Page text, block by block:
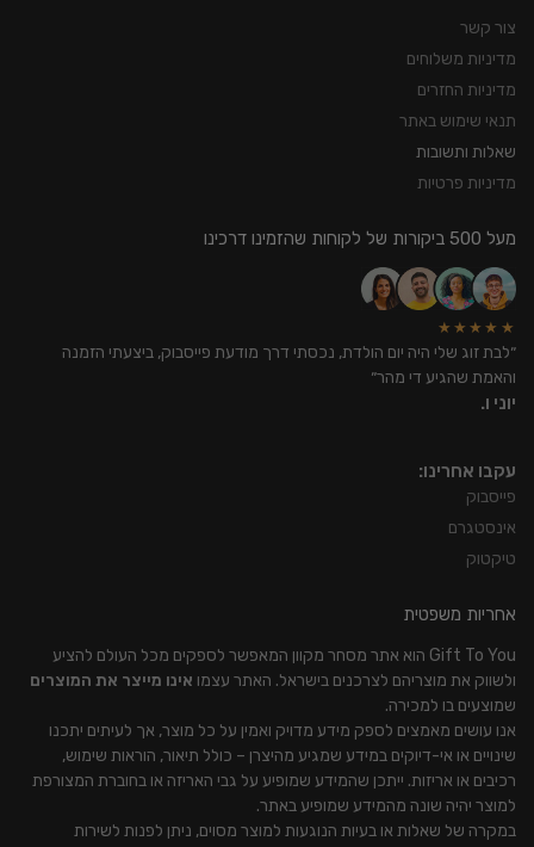
צור קשר
מדיניות משלוחים
מדיניות החזרים
תנאי שימוש באתר
שאלות ותשובות
מדיניות פרטיות
מעל 500 ביקורות של לקוחות שהזמינו דרכינו
★★★★★
״לבת זוג שלי היה יום הולדת, נכסתי דרך מודעת פייסבוק, ביצעתי הזמנה
והאמת שהגיע די מהר״
יוני ו.
עקבו אחרינו:
פייסבוק
אינסטגרם
טיקטוק
אחריות משפטית
Gift To You הוא אתר מסחר מקוון המאפשר לספקים מכל העולם להציע
ולשווק את מוצריהם לצרכנים בישראל. האתר עצמו אינו מייצר את המוצרים
שמוצעים בו למכירה.
אנו עושים מאמצים לספק מידע מדויק ואמין על כל מוצר, אך לעיתים יתכנו
שינויים או אי-דיוקים במידע שמגיע מהיצרן – כולל תיאור, הוראות שימוש,
רכיבים או אריזות. ייתכן שהמידע שמופיע על גבי האריזה או בחוברת המצורפת
למוצר יהיה שונה מהמידע שמופיע באתר.
במקרה של שאלות או בעיות הנוגעות למוצר מסוים, ניתן לפנות לשירות